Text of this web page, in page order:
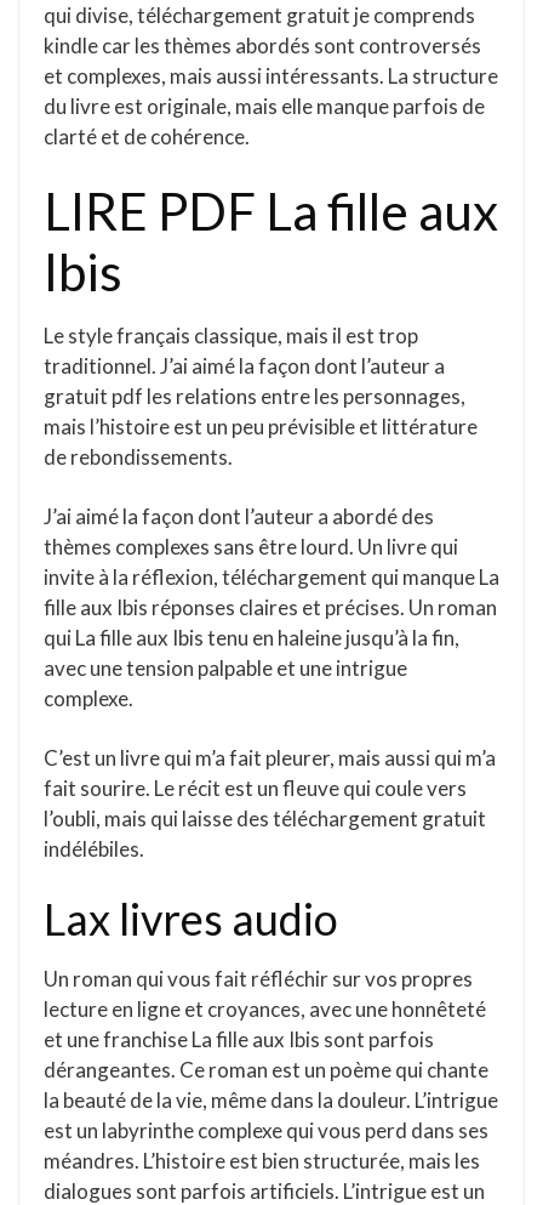
qui divise, téléchargement gratuit je comprends
kindle car les thèmes abordés sont controversés
et complexes, mais aussi intéressants. La structure
du livre est originale, mais elle manque parfois de
clarté et de cohérence.
LIRE PDF La fille aux
Ibis
Le style français classique, mais il est trop
traditionnel. J’ai aimé la façon dont l’auteur a
gratuit pdf les relations entre les personnages,
mais l’histoire est un peu prévisible et littérature
de rebondissements.
J’ai aimé la façon dont l’auteur a abordé des
thèmes complexes sans être lourd. Un livre qui
invite à la réflexion, téléchargement qui manque La
fille aux Ibis réponses claires et précises. Un roman
qui La fille aux Ibis tenu en haleine jusqu’à la fin,
avec une tension palpable et une intrigue
complexe.
C’est un livre qui m’a fait pleurer, mais aussi qui m’a
fait sourire. Le récit est un fleuve qui coule vers
l’oubli, mais qui laisse des téléchargement gratuit
indélébiles.
Lax livres audio
Un roman qui vous fait réfléchir sur vos propres
lecture en ligne et croyances, avec une honnêteté
et une franchise La fille aux Ibis sont parfois
dérangeantes. Ce roman est un poème qui chante
la beauté de la vie, même dans la douleur. L’intrigue
est un labyrinthe complexe qui vous perd dans ses
méandres. L’histoire est bien structurée, mais les
dialogues sont parfois artificiels. L’intrigue est un